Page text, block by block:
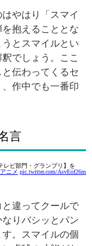
やはり「スマイ
抱えることとな
とスマイルとい
でしょう。ここ
伝わってくるセ
作中でも一番印
言
レビ部門・グランプリ】を
ニメ pic.twitter.com/AsvEof26m
違ってクールで
りバシッとパン
。スマイルの個